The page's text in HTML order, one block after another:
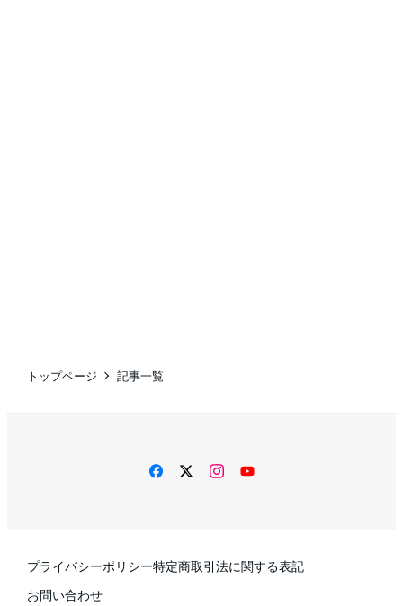
トップページ 記事一覧
facebooktwitterinstagram
YouTube
プライバシーポリシー特定商取引法に関する表記
お問い合わせ